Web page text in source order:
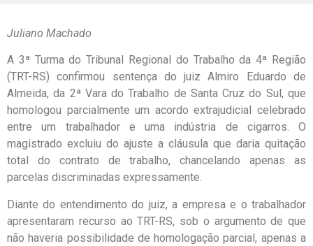
Juliano Machado
A 3ª Turma do Tribunal Regional do Trabalho da 4ª Região
(TRT-RS) confirmou sentença do juiz Almiro Eduardo de
Almeida, da 2ª Vara do Trabalho de Santa Cruz do Sul, que
homologou parcialmente um acordo extrajudicial celebrado
entre um trabalhador e uma indústria de cigarros. O
magistrado excluiu do ajuste a cláusula que daria quitação
total do contrato de trabalho, chancelando apenas as
parcelas discriminadas expressamente.
Diante do entendimento do juiz, a empresa e o trabalhador
apresentaram recurso ao TRT-RS, sob o argumento de que
não haveria possibilidade de homologação parcial, apenas a